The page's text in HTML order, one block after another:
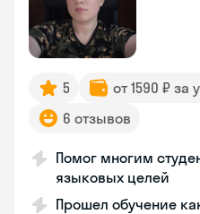
5 от 1590 ₽ за
6 отзывов
Помог многим
языковых целей
Прошел обучение